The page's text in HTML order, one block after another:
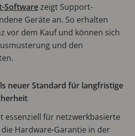
Softwarezeigt Support-
Geräte an. So erhalten
vor dem Kauf und können sich
und den
neuer Standard für langfristige
essenziell für netzwerkbasierte
Hardware-Garantie in der